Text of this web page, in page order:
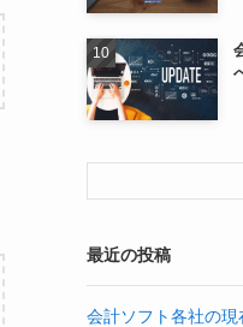
最近の投稿
会計ソフト各社の